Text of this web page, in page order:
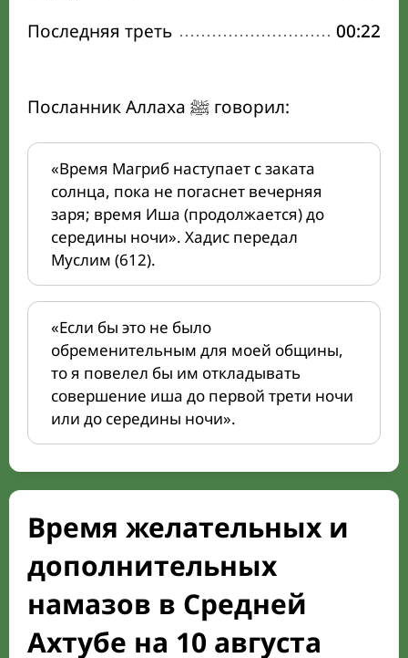
Последняя треть
00:22
Посланник Аллаха ﷺ говорил:
«Время Магриб наступает с заката
солнца, пока не погаснет вечерняя
заря; время Иша (продолжается) до
середины ночи». Хадис передал
Муслим (612).
«Если бы это не было
обременительным для моей общины,
то я повелел бы им откладывать
совершение иша до первой трети ночи
или до середины ночи».
Время желательных и
дополнительных
намазов в Средней
Ахтубе на 10 августа